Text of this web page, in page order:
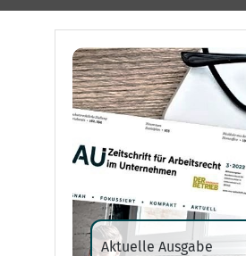
Aktuelle Ausgabe